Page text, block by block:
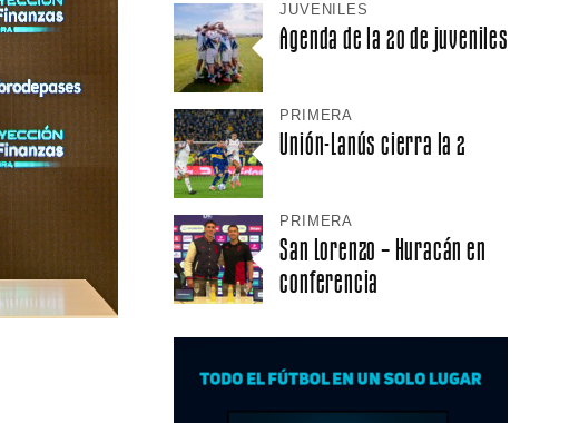
JUVENILES
Agenda de la 20 de juveniles
PRIMERA
Unión-Lanús cierra la 2
PRIMERA
San Lorenzo – Huracán en
conferencia